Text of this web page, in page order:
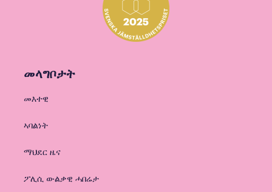
መላግቦታት
መእተዊ
ኣባልነት
ማህደር ዜና
ፖሊሲ ውልቃዊ ሓበሬታ